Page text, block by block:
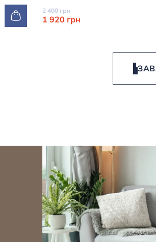
2 400 грн
1 920 грн